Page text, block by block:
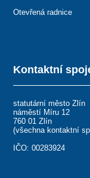
Kontaktní
statutární město Zlín
náměstí Míru 12
760 01 Zlín
(všechna kontaktní
IČO: 00283924
Otevřená radnice